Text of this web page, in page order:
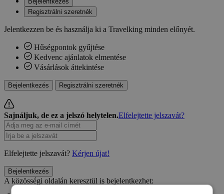
Regisztrálni szeretnék
Jelentkezzen be és használja ki a Travelking minden előnyét.
Hűségpontok gyűjtése
Kedvenc ajánlatok elmentése
Vásárlások áttekintése
Bejelentkezés Regisztrálni szeretnék
Sajnáljuk, de ez a jelszó helytelen.Elfelejtette jelszavát?
Elfelejtette jelszavát? Kérjen újat!
Bejelentkezés
A közösségi oldalán keresztül is bejelentkezhet: